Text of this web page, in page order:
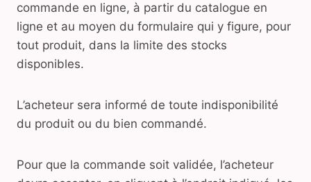
commande en ligne, à partir du catalogue en
ligne et au moyen du formulaire qui y figure, pour
tout produit, dans la limite des stocks
disponibles.
L’acheteur sera informé de toute indisponibilité
du produit ou du bien commandé.
Pour que la commande soit validée, l’acheteur